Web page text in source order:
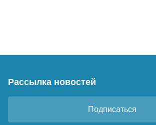
Рассылка новостей
Подписаться